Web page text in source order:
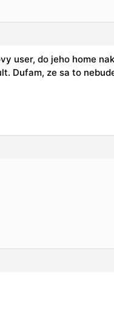
user, do jeho home
Dufam, ze sa to